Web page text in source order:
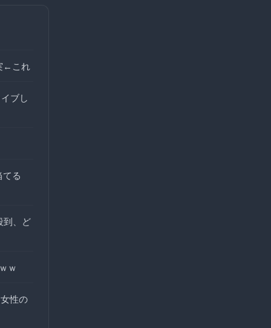
←これ
ブし
てる
到、ど
ｗ
性の